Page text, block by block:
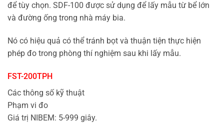
để tùy chọn. SDF-100 được sử dụng để lấy mẫu từ bể lớn
và đường ống trong nhà máy bia.
Nó có hiệu quả có thể tránh bọt và thuận tiện thực hiện
phép đo trong phòng thí nghiệm sau khi lấy mẫu.
FST-200TPH
Các thông số kỹ thuật
Phạm vi đo
Giá trị NIBEM: 5-999 giây.